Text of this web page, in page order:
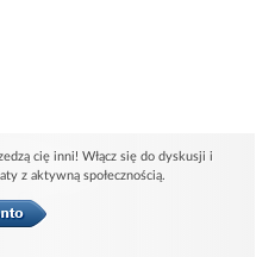
cię inni! Włącz się do dyskusji i
z aktywną społecznością.